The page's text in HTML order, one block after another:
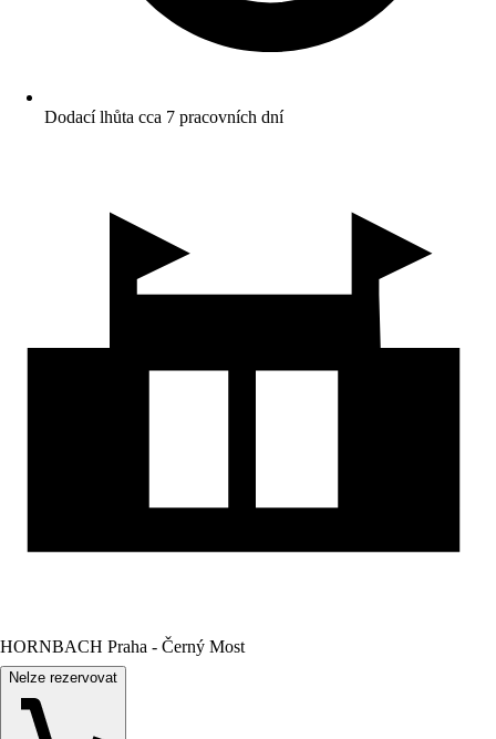
Dodací lhůta cca 7 pracovních dní
HORNBACH Praha - Černý Most
Nelze rezervovat